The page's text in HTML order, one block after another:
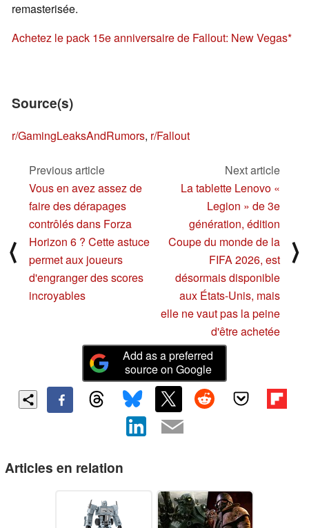
remasterisée.
Achetez le pack 15e anniversaire de Fallout: New Vegas
Source(s)
r/GamingLeaksAndRumors, r/Fallout
⟨
Previous article
Vous en avez assez de
faire des dérapages
contrôlés dans Forza
Horizon 6 ? Cette astuce
permet aux joueurs
d'engranger des scores
incroyables
Next article
La tablette Lenovo «
Legion » de 3e
génération, édition
Coupe du monde de la
FIFA 2026, est
désormais disponible
aux États-Unis, mais
elle ne vaut pas la peine
d'être achetée
⟩
Add as a preferred
source on Google
Articles en relation